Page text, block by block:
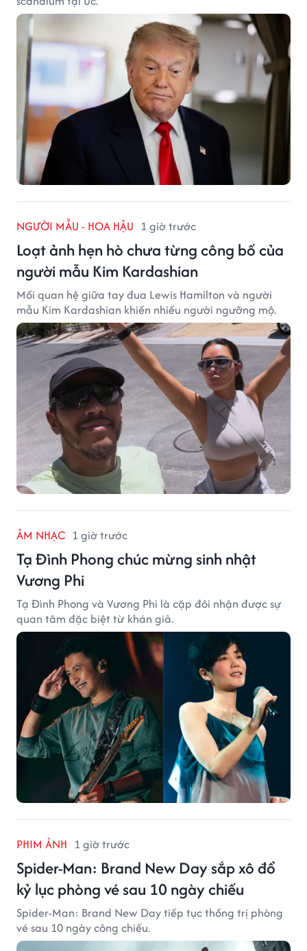
NGƯỜI MẪU - HOA HẬU 1 giờ trước
Loạt ảnh hẹn hò chưa từng công bố của
người mẫu Kim Kardashian
Mối quan hệ giữa tay đua Lewis Hamilton và người
mẫu Kim Kardashian khiến nhiều người ngưỡng mộ.
ÂM NHẠC 1 giờ trước
Tạ Đình Phong chúc mừng sinh nhật
Vương Phi
Tạ Đình Phong và Vương Phi là cặp đôi nhận được sự
quan tâm đặc biệt từ khán giả.
PHIM ẢNH 1 giờ trước
Spider-Man: Brand New Day sắp xô đổ
kỷ lục phòng vé sau 10 ngày chiếu
Spider-Man: Brand New Day tiếp tục thống trị phòng
vé sau 10 ngày công chiếu.